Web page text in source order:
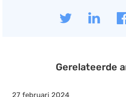
Gerelateerde
27 februari 2024